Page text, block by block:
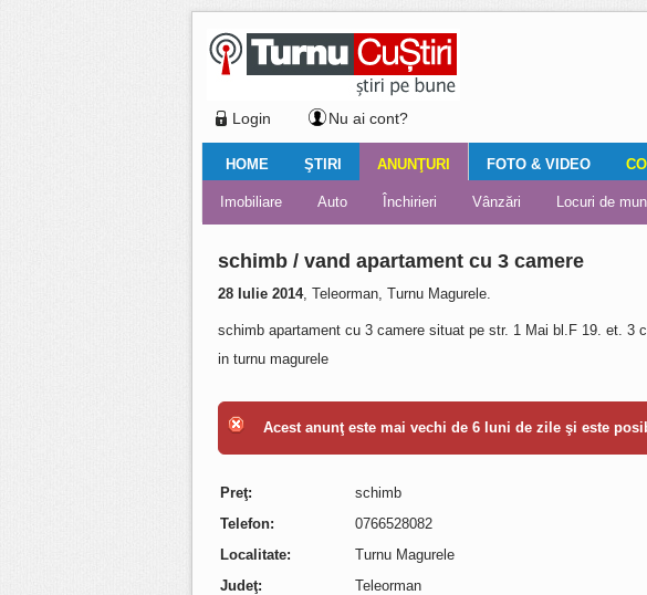
Login Nu ai cont?
HOME
Ştiri locale Turnaţi aici! Nemulţumirile localnicilor
ŞTIRI
Ştiri locale Ştiri din ţară Financiar Editorial
ANUNŢURI
Imobiliare Auto Închirieri Vânzări Locuri de
FOTO & VIDEO
Galerii Foto Galerii video
Comentariul zilei
schimb / vand apartament cu 3 camere
28 Iulie 2014, Teleorman, Turnu Magurele.
schimb apartament cu 3 camere situat pe str. 1 Mai bl.F 19. et. 3
in turnu magurele
Acest anunţ este mai vechi de 6 luni de zile şi este
Preţ:
schimb
Telefon:
0766528082
Localitate:
Turnu Magurele
Judeţ:
Teleorman